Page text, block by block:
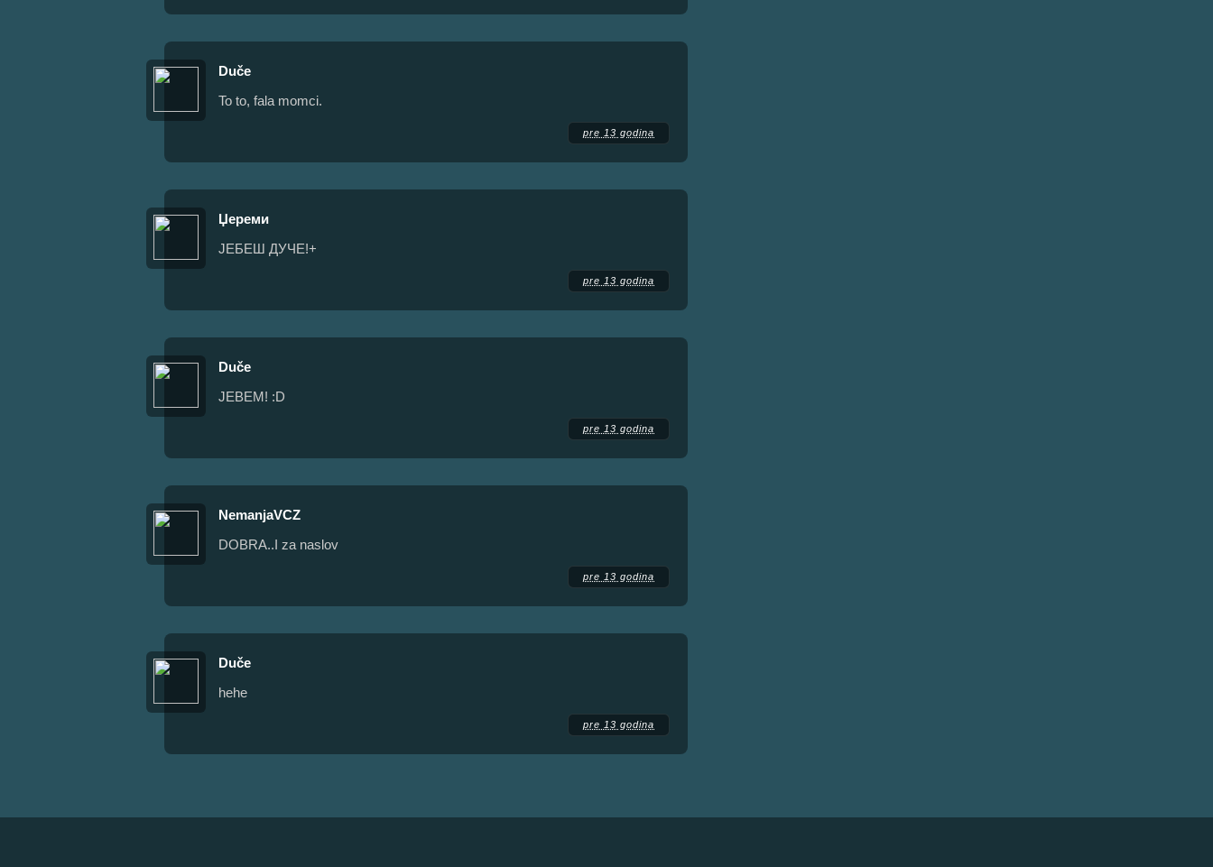
Duče
To to, fala momci.
pre 13 godina
Џереми
ЈЕБЕШ ДУЧЕ!+
pre 13 godina
Duče
JEBEM! :D
pre 13 godina
NemanjaVCZ
DOBRA..I za naslov
pre 13 godina
Duče
hehe
pre 13 godina